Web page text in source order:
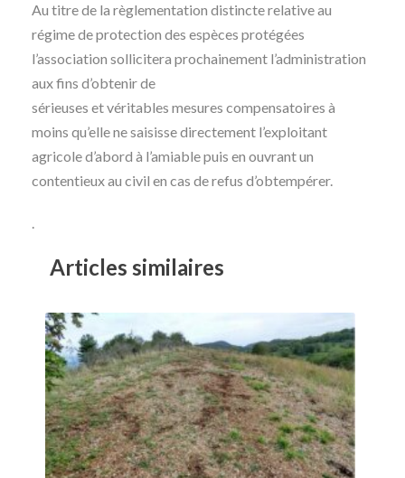
Au titre de la règlementation distincte relative au
régime de protection des espèces protégées
l’association sollicitera prochainement l’administration
aux fins d’obtenir de
sérieuses et véritables mesures compensatoires à
moins qu’elle ne saisisse directement l’exploitant
agricole d’abord à l’amiable puis en ouvrant un
contentieux au civil en cas de refus d’obtempérer.
.
Articles similaires